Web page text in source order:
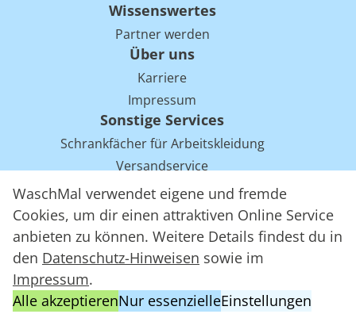
WaschMal verwendet eigene und fremde
Cookies, um dir einen attraktiven Online Service
anbieten zu können. Weitere Details findest du in
den Datenschutz-Hinweisen sowie im
Impressum.
Alle akzeptierenNur essenzielleEinstellungen
Wissenswertes
Partner werden
Über uns
Karriere
Impressum
Sonstige Services
Schrankfächer für Arbeitskleidung
Versandservice
Einsparpotentiale für Mietwäsche bei Arbeitskleidung
Arbeitskleidung Tracking mit RFID
WaschMal GmbH 2016 – 2026
Datenschutz